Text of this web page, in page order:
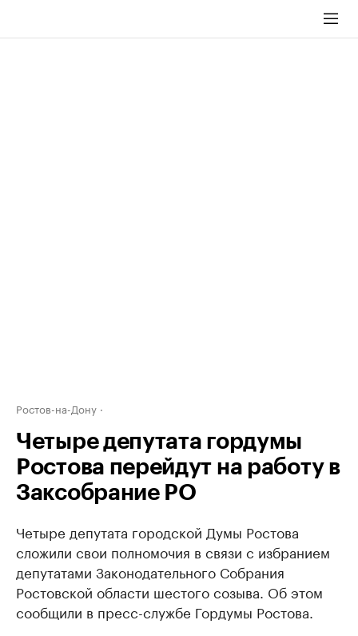
Ростов-на-Дону
Четыре депутата гордумы
Ростова перейдут на работу в
Заксобрание РО
Четыре депутата городской Думы Ростова
сложили свои полномочия в связи с избранием
депутатами Законодательного Собрания
Ростовской области шестого созыва. Об этом
сообщили в пресс-службе Гордумы Ростова.